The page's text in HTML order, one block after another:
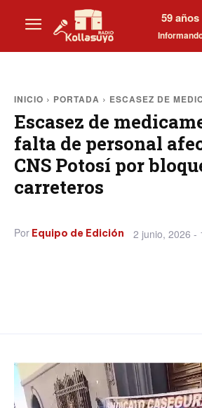
59 años
INICIO PORTADA ESCASEZ DE
Escasez de
falta de personal
CNS Potosí por
carreteros
Por Equipo de Edición 2 junio, 2026 -